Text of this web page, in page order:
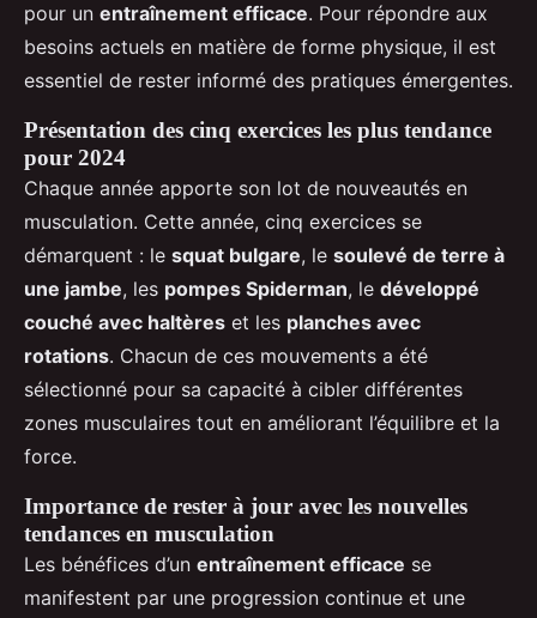
pour un entraînement efficace. Pour répondre aux
besoins actuels en matière de forme physique, il est
essentiel de rester informé des pratiques émergentes.
Présentation des cinq exercices les plus tendance
pour 2024
Chaque année apporte son lot de nouveautés en
musculation. Cette année, cinq exercices se
démarquent : le squat bulgare, le soulevé de terre à
une jambe, les pompes Spiderman, le développé
couché avec haltères et les planches avec
rotations. Chacun de ces mouvements a été
sélectionné pour sa capacité à cibler différentes
zones musculaires tout en améliorant l’équilibre et la
force.
Importance de rester à jour avec les nouvelles
tendances en musculation
Les bénéfices d’un entraînement efficace se
manifestent par une progression continue et une